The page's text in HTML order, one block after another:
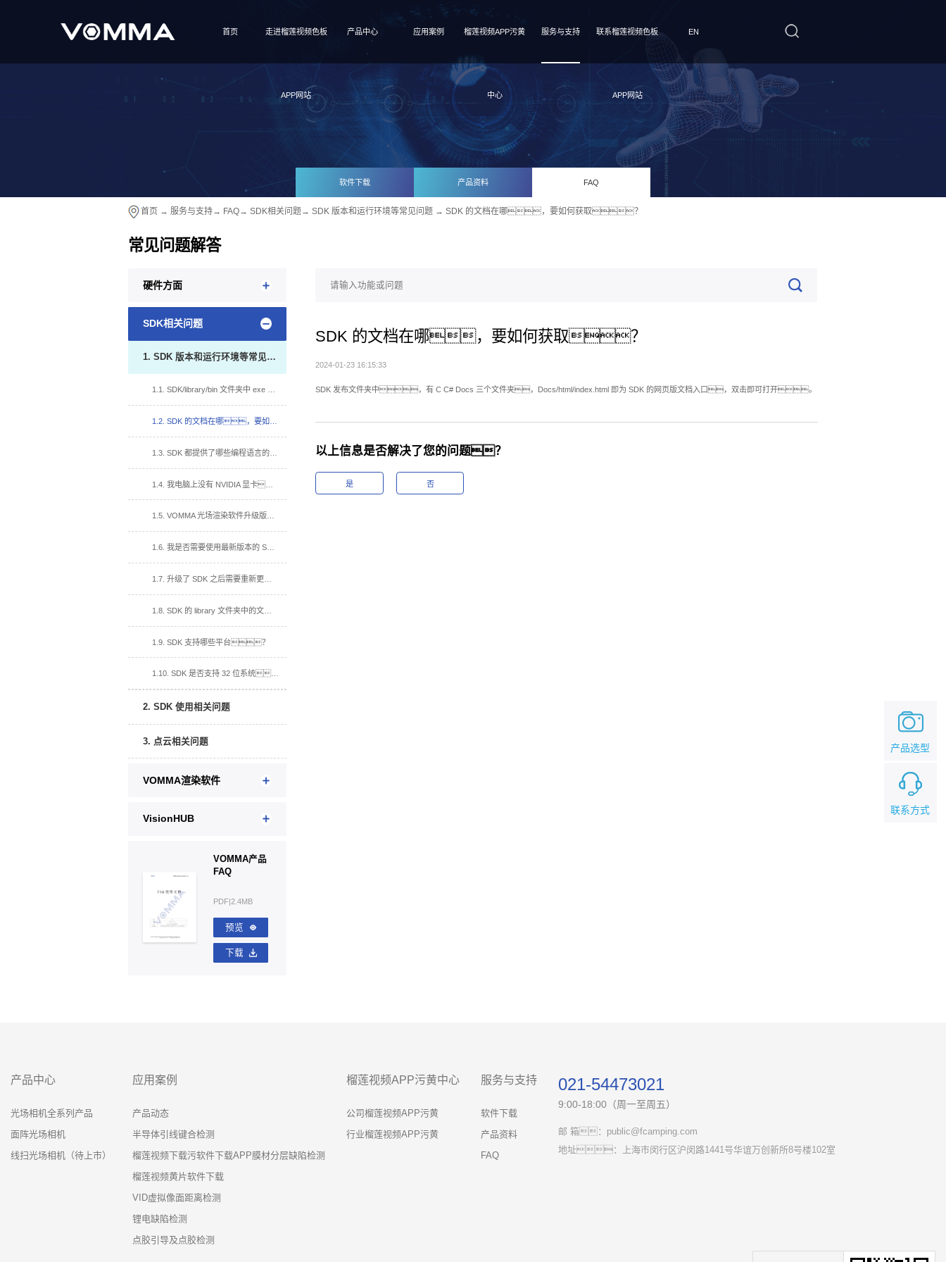
首页 走进榴莲视频色板
APP网站
产品中心 应用案例 榴莲视频APP污黄
中心
服务与支持 联系榴莲视频色板
APP网站
EN
软件下载 产品资料 FAQ
首页 → 服务与支持→ FAQ→ SDK相关问题 → SDK 版本和运行环境等常见问题 → SDK 的文档在哪，要如何获取？
常见问题解答
硬件方面
SDK相关问题
1. SDK 版本和运行环境等常见问题
1.3. SDK 都提供了哪些编程语言的接口？
1.4. 我电脑上没有 NVIDIA 显卡，能否使用 SDK？
1.5. VOMMA 光场渲染软件升级版本，对 SDK 有影响吗？
1.6. 我是否需要使用最新版本的 SDK？
1.7. 升级了 SDK 之后需要重新更换白板文件吗？
1.8. SDK 的 library 文件夹中的文件都是必需项吗？
1.9. SDK 支持哪些平台？
1.10. SDK 是否支持 32 位系统？
2. SDK 使用相关问题
3. 点云相关问题
VOMMA渲染软件
VisionHUB
VOMMA产品
FAQ
PDF|2.4MB
预览
下载
SDK 的文档在哪，要如何获取？
2024-01-23 16:15:33
SDK 发布文件夹中，有 C C# Docs 三个文件夹，Docs/html/index.html 即为 SDK 的网页版文档入口，双击即可打开。
以上信息是否解决了您的问题？
是 否
产品中心
光场相机全系列产品
面阵光场相机
线扫光场相机（待上市）
应用案例
产品动态
半导体引线键合检测
榴莲视频下载污软件下载APP膜材分层缺陷检测
榴莲视频黄片软件下载
VID虚拟像面距离检测
锂电缺陷检测
点胶引导及点胶检测
榴莲视频APP污黄中心
公司榴莲视频APP污黄
行业榴莲视频APP污黄
服务与支持
软件下载
产品资料
FAQ
021-54473021
9:00-18:00（周一至周五）
邮 箱：public@fcamping.com
地址：上海市闵行区沪闵路1441号华谊万创新所8号楼102室
联系方式
产品选型